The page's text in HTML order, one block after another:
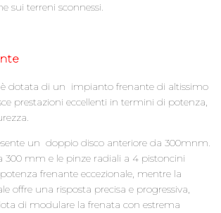
sui terreni sconnessi.
è dotata di un impianto frenante di altissimo
prestazioni eccellenti in termini di potenza,
un doppio disco anteriore da 300mnm.
300 mm e le pinze radiali a 4 pistoncini
frenante eccezionale, mentre la
offre una risposta precisa e progressiva,
di modulare la frenata con estrema